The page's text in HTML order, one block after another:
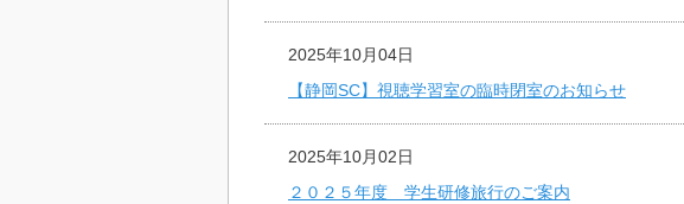
2025年10月04日
【静岡SC】視聴学習室の臨時閉室のお知らせ
2025年10月02日
２０２５年度 学生研修旅行のご案内